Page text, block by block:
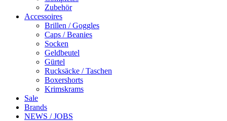
Zubehör
Accessoires
Brillen / Goggles
Caps / Beanies
Socken
Geldbeutel
Gürtel
Rucksäcke / Taschen
Boxershorts
Krimskrams
Sale
Brands
NEWS / JOBS